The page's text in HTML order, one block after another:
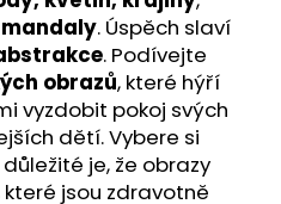
mandaly. Úspěch slaví
. Podívejte
obrazů, které hýří
vyzdobit pokoj svých
dětí. Vybere si
je, že obrazy
jsou zdravotně